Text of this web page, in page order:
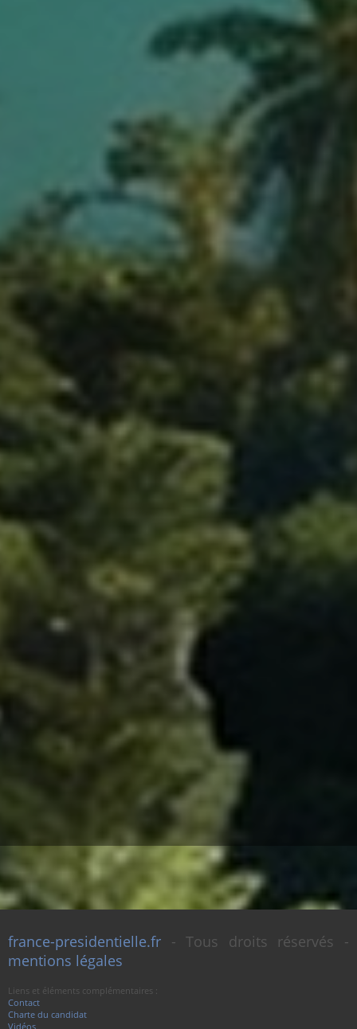
france-presidentielle.fr - Tous droits réservés -
mentions légales
Liens et éléments complémentaires :
Contact
Charte du candidat
Vidéos